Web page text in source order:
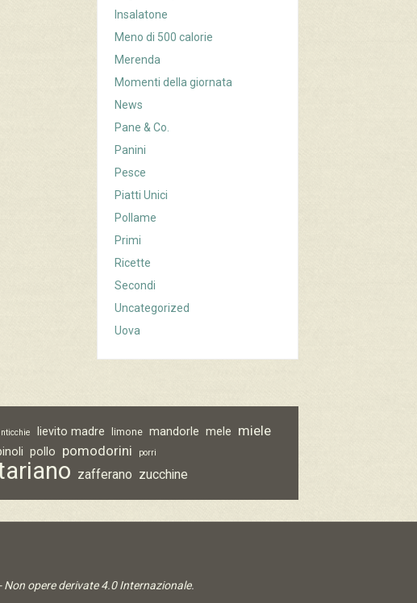
Insalatone
Meno di 500 calorie
Merenda
Momenti della giornata
News
Pane & Co.
Panini
Pesce
Piatti Unici
Pollame
Primi
Ricette
Secondi
Uncategorized
Uova
lievito madre limone mandorle mele miele
pollo pomodorini porri
zafferano zucchine
opere derivate 4.0 Internazionale.